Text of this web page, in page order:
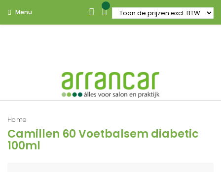
Menu
Home
Camillen 60 Voetbalsem diabetic
100ml